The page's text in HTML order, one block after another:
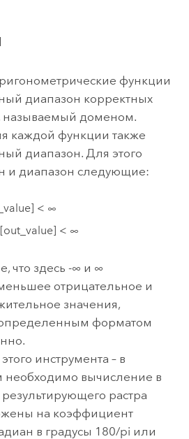
функции
диапазон корректных
называемый доменом.
каждой функции также
диапазон. Для этого
и диапазон следующие:
< ∞
< ∞
что здесь -∞ и ∞
отрицательное и
значения,
форматом
инструмента – в
необходимо вычисление в
результирующего растра
на коэффициент
в градусы 180/pi или